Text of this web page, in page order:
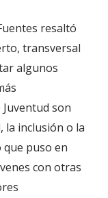
resaltó
transversal
algunos
son
la inclusión o la
que puso en
con otras